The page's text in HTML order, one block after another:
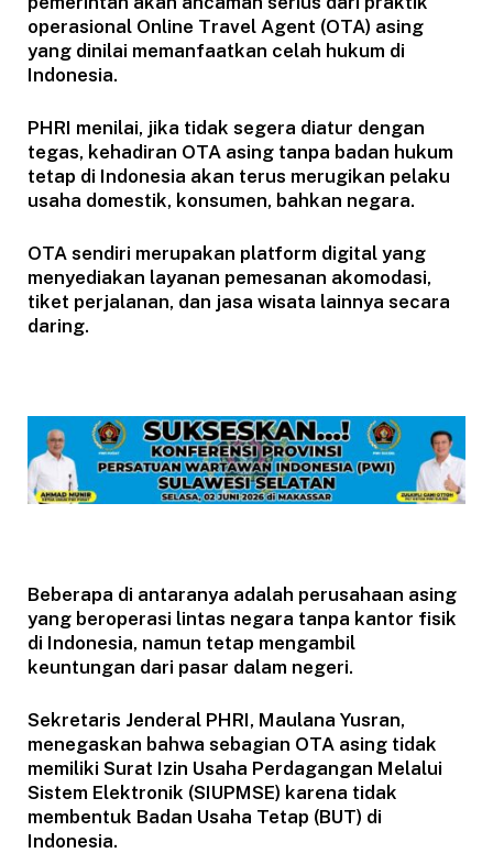
operasional Online Travel Agent (OTA) asing
yang dinilai memanfaatkan celah hukum di
Indonesia.
PHRI menilai, jika tidak segera diatur dengan
tegas, kehadiran OTA asing tanpa badan hukum
tetap di Indonesia akan terus merugikan pelaku
usaha domestik, konsumen, bahkan negara.
OTA sendiri merupakan platform digital yang
menyediakan layanan pemesanan akomodasi,
tiket perjalanan, dan jasa wisata lainnya secara
daring.
Beberapa di antaranya adalah perusahaan asing
yang beroperasi lintas negara tanpa kantor fisik
di Indonesia, namun tetap mengambil
keuntungan dari pasar dalam negeri.
Sekretaris Jenderal PHRI, Maulana Yusran,
menegaskan bahwa sebagian OTA asing tidak
memiliki Surat Izin Usaha Perdagangan Melalui
Sistem Elektronik (SIUPMSE) karena tidak
membentuk Badan Usaha Tetap (BUT) di
Indonesia.